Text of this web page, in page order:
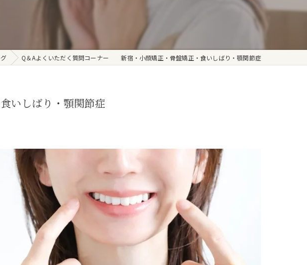
Q＆Aよくいただく質問コーナー 新宿・小顔矯正・骨盤矯正・食いしばり・顎関節症
いしばり・顎関節症